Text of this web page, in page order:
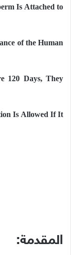
Is Attached to
of the Human
120 Days, They
Is Allowed If It
المقدمة: